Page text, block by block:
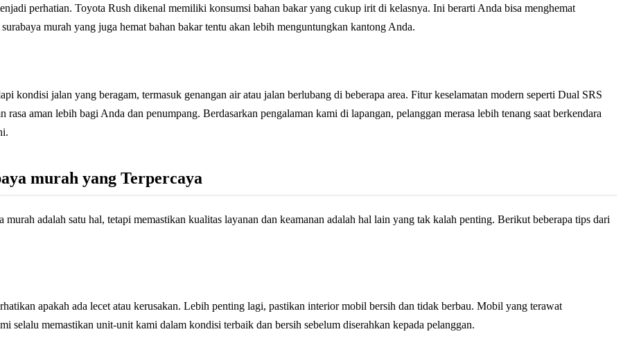
perhatian. Toyota Rush dikenal memiliki konsumsi bahan bakar yang cukup irit di kelasnya. Ini berarti Anda bisa menghemat
murah yang juga hemat bahan bakar tentu akan lebih menguntungkan kantong Anda.
kondisi jalan yang beragam, termasuk genangan air atau jalan berlubang di beberapa area. Fitur keselamatan modern seperti Dual SRS
aman lebih bagi Anda dan penumpang. Berdasarkan pengalaman kami di lapangan, pelanggan merasa lebih tenang saat berkendara
murah yang Terpercaya
adalah satu hal, tetapi memastikan kualitas layanan dan keamanan adalah hal lain yang tak kalah penting. Berikut beberapa tips dari
apakah ada lecet atau kerusakan. Lebih penting lagi, pastikan interior mobil bersih dan tidak berbau. Mobil yang terawat
selalu memastikan unit-unit kami dalam kondisi terbaik dan bersih sebelum diserahkan kepada pelanggan.